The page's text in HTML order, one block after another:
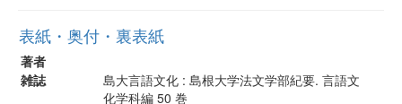
表紙・奥付・裏表紙
著者
雑誌
島大言語文化 : 島根大学法文学部紀要. 言語文
化学科編 50 巻